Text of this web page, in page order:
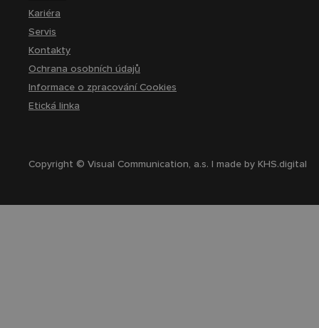
Kariéra
Servis
Kontakty
Ochrana osobních údajů
Informace o zpracování Cookies
Etická linka
Copyright © Visual Communication, a.s. | made byKHS.digital